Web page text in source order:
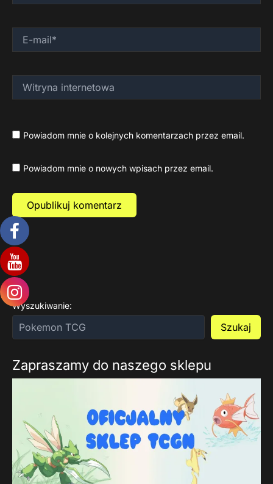
mail*
internetowa
Powiadom mnie o kolejnych komentarzach przez email.
Powiadom mnie o nowych wpisach przez email.
Wyszukiwanie:
Szukaj
Zapraszamy do naszego sklepu